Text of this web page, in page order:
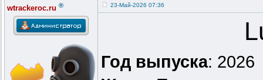
wtrackeroc.ru ® 23-Май-2026 07:36
Год выпуска: 2026